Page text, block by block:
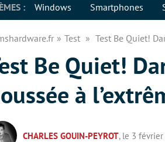
: Windows Smartphones
Test Test Be Quiet!
Be Quiet!
à
CHARLES GOUIN-PEYROT, le 3